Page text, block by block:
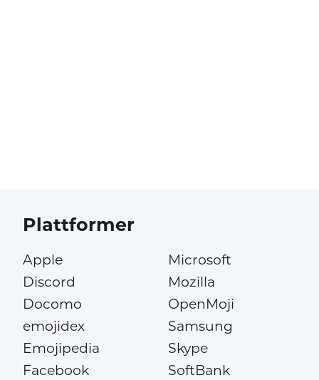
Plattformer
Apple
Discord
Docomo
emojidex
Emojipedia
Facebook
Microsoft
Mozilla
OpenMoji
Samsung
Skype
SoftBank